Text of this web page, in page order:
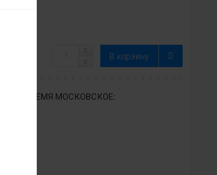
ВРЕМЯ МОСКОВСКОЕ: